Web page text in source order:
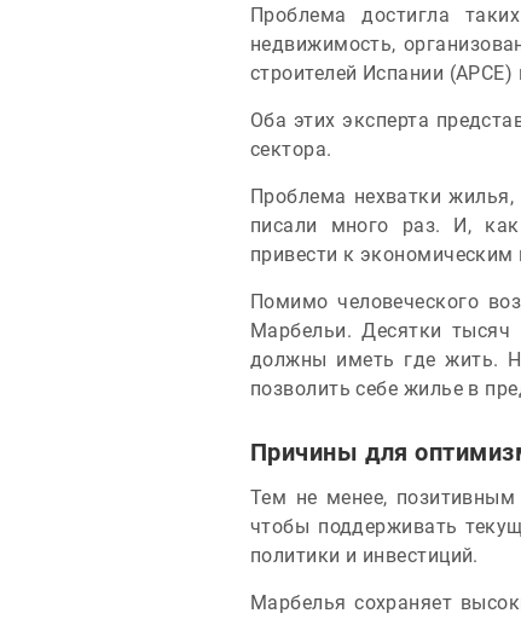
Проблема достигла
недвижимость,
строителей Испании (APCE)
Оба этих эксперта
сектора.
Проблема нехватки
писали много раз. И, как
привести к
Помимо человеческого
Марбельи. Десятки тысяч
должны иметь где жить.
позволить себе жилье в
Причины для
Тем не менее, позитивным
чтобы поддерживать
политики и инвестиций.
Марбелья сохраняет